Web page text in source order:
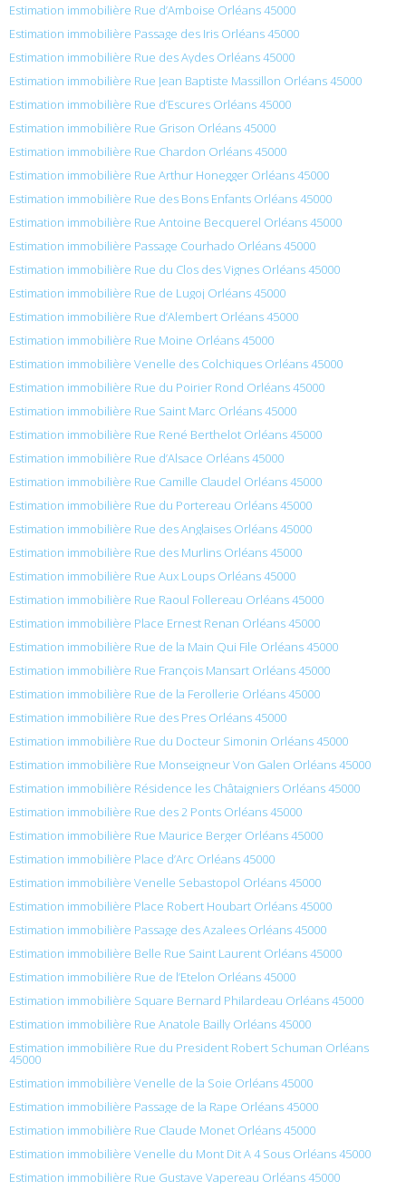
Estimation immobilière Rue d’Amboise Orléans 45000
Estimation immobilière Passage des Iris Orléans 45000
Estimation immobilière Rue des Aydes Orléans 45000
Estimation immobilière Rue Jean Baptiste Massillon Orléans 45000
Estimation immobilière Rue d’Escures Orléans 45000
Estimation immobilière Rue Grison Orléans 45000
Estimation immobilière Rue Chardon Orléans 45000
Estimation immobilière Rue Arthur Honegger Orléans 45000
Estimation immobilière Rue des Bons Enfants Orléans 45000
Estimation immobilière Rue Antoine Becquerel Orléans 45000
Estimation immobilière Passage Courhado Orléans 45000
Estimation immobilière Rue du Clos des Vignes Orléans 45000
Estimation immobilière Rue de Lugoj Orléans 45000
Estimation immobilière Rue d’Alembert Orléans 45000
Estimation immobilière Rue Moine Orléans 45000
Estimation immobilière Venelle des Colchiques Orléans 45000
Estimation immobilière Rue du Poirier Rond Orléans 45000
Estimation immobilière Rue Saint Marc Orléans 45000
Estimation immobilière Rue René Berthelot Orléans 45000
Estimation immobilière Rue d’Alsace Orléans 45000
Estimation immobilière Rue Camille Claudel Orléans 45000
Estimation immobilière Rue du Portereau Orléans 45000
Estimation immobilière Rue des Anglaises Orléans 45000
Estimation immobilière Rue des Murlins Orléans 45000
Estimation immobilière Rue Aux Loups Orléans 45000
Estimation immobilière Rue Raoul Follereau Orléans 45000
Estimation immobilière Place Ernest Renan Orléans 45000
Estimation immobilière Rue de la Main Qui File Orléans 45000
Estimation immobilière Rue François Mansart Orléans 45000
Estimation immobilière Rue de la Ferollerie Orléans 45000
Estimation immobilière Rue des Pres Orléans 45000
Estimation immobilière Rue du Docteur Simonin Orléans 45000
Estimation immobilière Rue Monseigneur Von Galen Orléans 45000
Estimation immobilière Résidence les Châtaigniers Orléans 45000
Estimation immobilière Rue des 2 Ponts Orléans 45000
Estimation immobilière Rue Maurice Berger Orléans 45000
Estimation immobilière Place d’Arc Orléans 45000
Estimation immobilière Venelle Sebastopol Orléans 45000
Estimation immobilière Place Robert Houbart Orléans 45000
Estimation immobilière Passage des Azalees Orléans 45000
Estimation immobilière Belle Rue Saint Laurent Orléans 45000
Estimation immobilière Rue de l’Etelon Orléans 45000
Estimation immobilière Square Bernard Philardeau Orléans 45000
Estimation immobilière Rue Anatole Bailly Orléans 45000
Estimation immobilière Rue du President Robert Schuman Orléans
45000
Estimation immobilière Venelle de la Soie Orléans 45000
Estimation immobilière Passage de la Rape Orléans 45000
Estimation immobilière Rue Claude Monet Orléans 45000
Estimation immobilière Venelle du Mont Dit A 4 Sous Orléans 45000
Estimation immobilière Rue Gustave Vapereau Orléans 45000